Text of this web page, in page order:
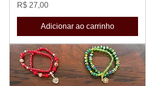
Preço
R$ 27,00
Adicionar ao carrinho